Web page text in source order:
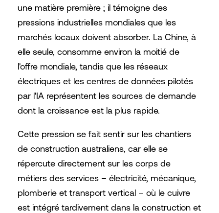
une matière première ; il témoigne des
pressions industrielles mondiales que les
marchés locaux doivent absorber. La Chine, à
elle seule, consomme environ la moitié de
l'offre mondiale, tandis que les réseaux
électriques et les centres de données pilotés
par l'IA représentent les sources de demande
dont la croissance est la plus rapide.
Cette pression se fait sentir sur les chantiers
de construction australiens, car elle se
répercute directement sur les corps de
métiers des services – électricité, mécanique,
plomberie et transport vertical – où le cuivre
est intégré tardivement dans la construction et